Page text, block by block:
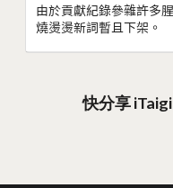
由於貢獻紀錄參雜許多
燒燙燙新詞暫且下架。
快分享